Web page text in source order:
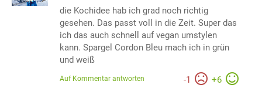
die Kochidee hab ich grad noch richtig
gesehen. Das passt voll in die Zeit. Super das
ich das auch schnell auf vegan umstylen
kann. Spargel Cordon Bleu mach ich in grün
und weiß
-1 +6
Auf Kommentar antworten